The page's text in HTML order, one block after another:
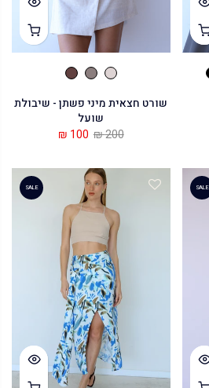
שורט חצאית מיני פשתן - שיבולת
שועל
200 ₪
100 ₪
SALE
SALE